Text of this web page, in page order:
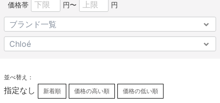
価格帯 円〜 円
並べ替え：
指定なし 新着順 価格の高い順 価格の低い順